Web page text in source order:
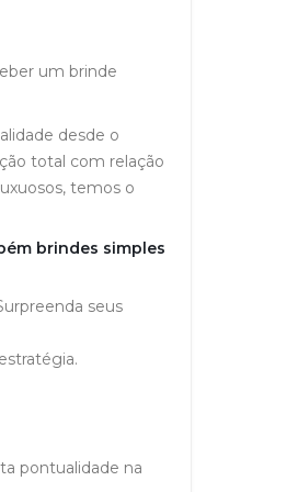
um brinde
desde o
total com relação
temos o
brindes simples
seus
pontualidade na